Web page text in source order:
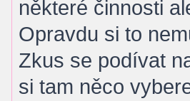
některé činnosti
Opravdu si to
Zkus se podívat
si tam něco